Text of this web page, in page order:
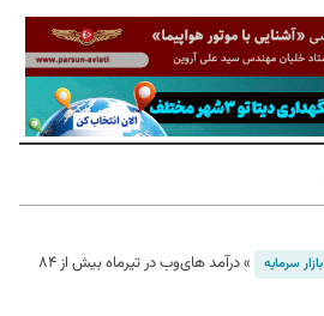
بازار سرمایه »
درآمد های‌وب در تیرماه بیش از ۸۴